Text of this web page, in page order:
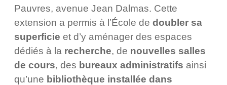
Pauvres, avenue Jean Dalmas. Cette
extension a permis à l’École de doubler sa
superficie et d’y aménager des espaces
dédiés à la recherche, de nouvelles salles
de cours, des bureaux administratifs ainsi
qu’une bibliothèque installée dans